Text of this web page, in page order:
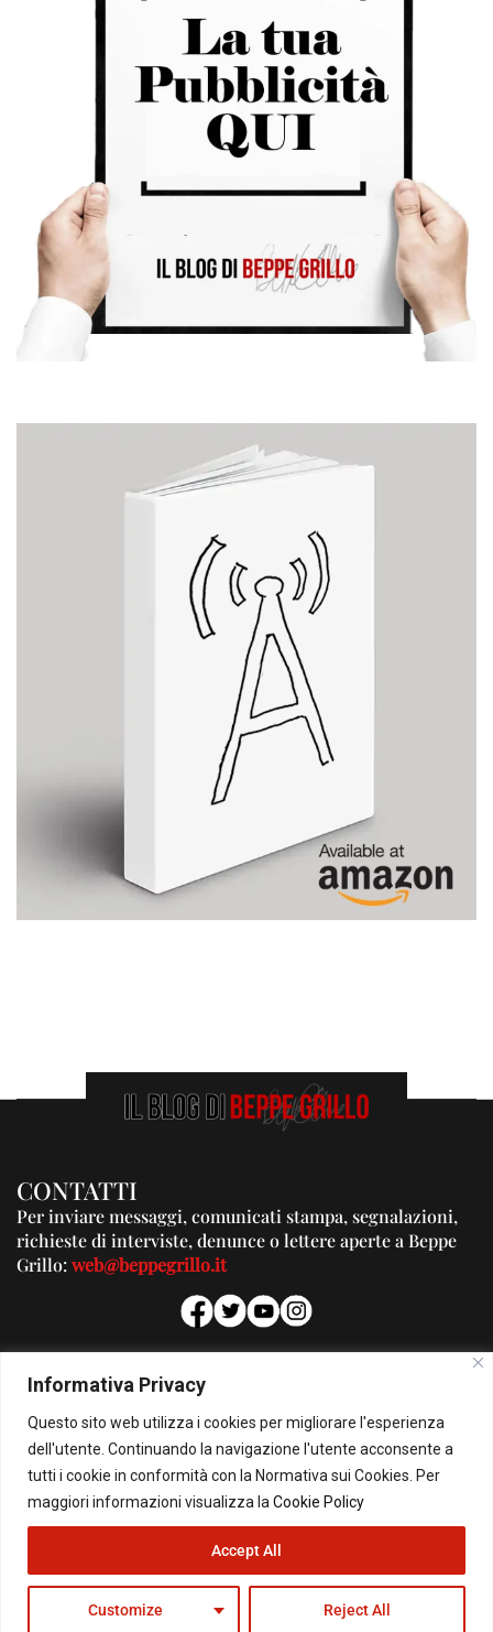
Informativa Privacy
Questo sito web utilizza i cookies per migliorare l'esperienza
dell'utente. Continuando la navigazione l'utente acconsente a
tutti i cookie in conformità con la Normativa sui Cookies. Per
maggiori informazioni visualizza la Cookie Policy
Customize Reject All
Accept All
CONTATTI
Per inviare messaggi, comunicati stampa, segnalazioni,
richieste di interviste, denunce o lettere aperte a Beppe
Grillo:web@beppegrillo.it
PUBBLICITA'
Per la tua pubblicità su questo Blog:
pubblicita@beppegrillo.it
© Copyright 2026 - Il Blog di Beppe Grillo. All Rights Reserved - Powered by
happygrafic.com